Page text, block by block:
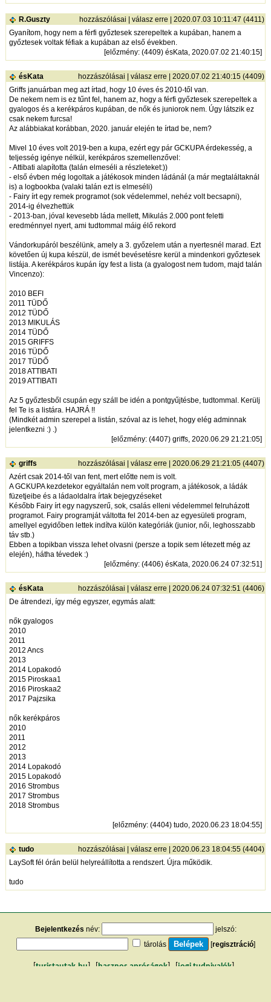
R.Guszty hozzászólásai | válasz erre | 2020.07.03 10:11:47 (4411)
Gyanítom, hogy nem a férfi győztesek szerepeltek a kupában, hanem a
győztesek voltak féfiak a kupában az első években.
[előzmény: (4409) ésKata, 2020.07.02 21:40:15]
ésKata hozzászólásai | válasz erre | 2020.07.02 21:40:15 (4409)
Griffs januárban meg azt írtad, hogy 10 éves és 2010-től van.
De nekem nem is ez tűnt fel, hanem az, hogy a férfi győztesek szerepeltek a
gyalogos és a kerékpáros kupában, de nők és juniorok nem. Úgy látszik ez
csak nekem furcsa!
Az alábbiakat korábban, 2020. január elején te írtad be, nem?
Mivel 10 éves volt 2019-ben a kupa, ezért egy pár GCKUPA érdekesség, a
teljesség igénye nélkül, kerékpáros szemellenzővel:
- Attibati alapította (talán elmeséli a részleteket:))
- első évben még logoltak a játékosok minden ládánál (a már megtaláltaknál
is) a logbookba (valaki talán ezt is elmeséli)
- Fairy írt egy remek programot (sok védelemmel, nehéz volt becsapni),
2014-ig élvezhettük
- 2013-ban, jóval kevesebb láda mellett, Mikulás 2.000 pont feletti
eredménnyel nyert, ami tudtommal máig élő rekord
Vándorkupáról beszélünk, amely a 3. győzelem után a nyertesnél marad. Ezt
követően új kupa készül, de ismét bevésetésre kerül a mindenkori győztesek
listája. A kerékpáros kupán így fest a lista (a gyalogost nem tudom, majd talán
Vincenzo):
2010 BEFI
2011 TÜDŐ
2012 TÜDŐ
2013 MIKULÁS
2014 TÜDŐ
2015 GRIFFS
2016 TÜDŐ
2017 TÜDŐ
2018 ATTIBATI
2019 ATTIBATI
Az 5 győztesből csupán egy száll be idén a pontgyűjtésbe, tudtommal. Kerülj
fel Te is a listára. HAJRÁ !!
(Mindkét admin szerepel a listán, szóval az is lehet, hogy elég adminnak
jelentkezni :) .)
[előzmény: (4407) griffs, 2020.06.29 21:21:05]
griffs hozzászólásai | válasz erre | 2020.06.29 21:21:05 (4407)
Azért csak 2014-től van fent, mert előtte nem is volt.
A GCKUPA kezdetekor egyáltalán nem volt program, a játékosok, a ládák
füzetjeibe és a ládaoldalra írtak bejegyzéseket
Később Fairy írt egy nagyszerű, sok, csalás elleni védelemmel felruházott
programot. Fairy programját váltotta fel 2014-ben az egyesületi program,
amellyel egyidőben lettek indítva külön kategóriák (junior, női, leghosszabb
táv stb.)
Ebben a topikban vissza lehet olvasni (persze a topik sem létezett még az
elején), hátha tévedek :)
[előzmény: (4406) ésKata, 2020.06.24 07:32:51]
ésKata hozzászólásai | válasz erre | 2020.06.24 07:32:51 (4406)
De átrendezi, így még egyszer, egymás alatt:
nők gyalogos
2010
2011
2012 Ancs
2013
2014 Lopakodó
2015 Piroskaa1
2016 Piroskaa2
2017 Pajzsika
nők kerékpáros
2010
2011
2012
2013
2014 Lopakodó
2015 Lopakodó
2016 Strombus
2017 Strombus
2018 Strombus
[előzmény: (4404) tudo, 2020.06.23 18:04:55]
tudo hozzászólásai | válasz erre | 2020.06.23 18:04:55 (4404)
LaySoft fél órán belül helyreállította a rendszert. Újra működik.
tudo
Bejelentkezés név:
jelszó:
tárolás
[regisztráció]
[turistautak.hu ] [hasznos apróságok] [jogi tudnivalók]